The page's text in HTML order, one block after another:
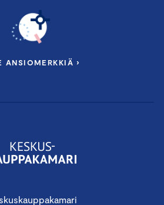
ANSIOMERKKIÄ ›